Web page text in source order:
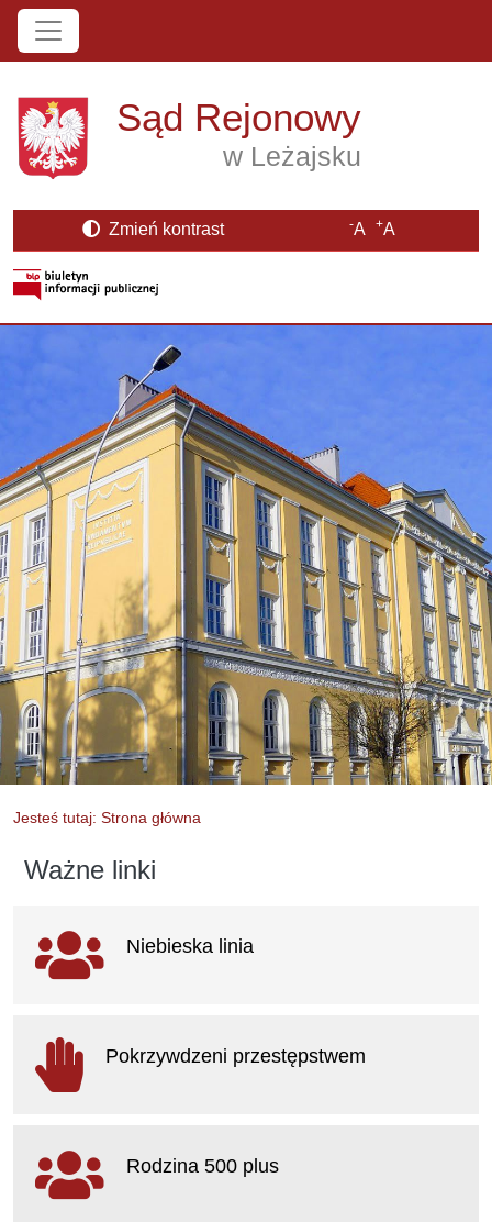
Przejdź do treści
Sąd Rejonowy
w Leżajsku
Zmień kontrast -A +A
Strona BIP otwiera się w nowym oknie
Jesteś tutaj: Strona główna
Ważne linki
Ważne linki
Niebieska linia
Pokrzywdzeni przestępstwem
Rodzina 500 plus